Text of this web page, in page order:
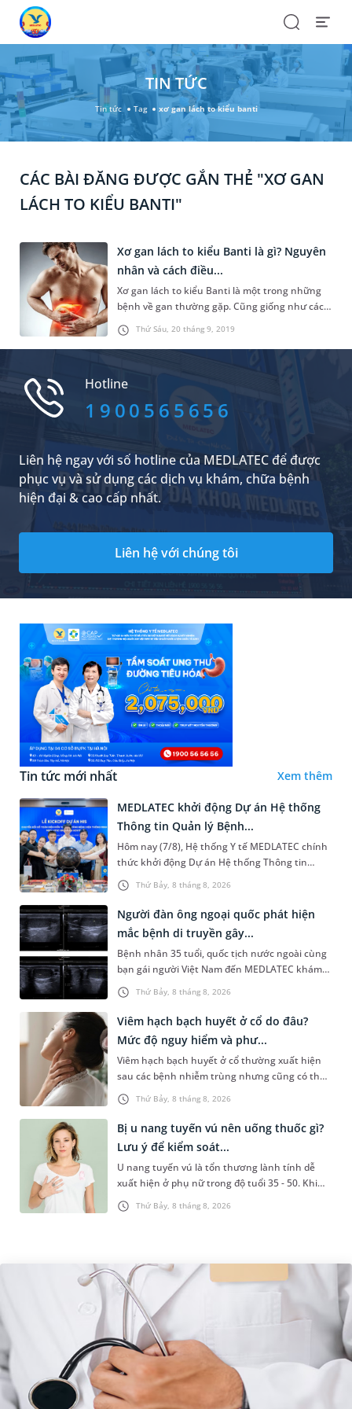
SearchOpen
TIN TỨC
Tin tức Tag xơ gan lách to kiểu banti
CÁC BÀI ĐĂNG ĐƯỢC GẮN THẺ "XƠ GAN
LÁCH TO KIỂU BANTI"
Thứ Sáu, 20 tháng 9, 2019
Xơ gan lách to kiểu Banti là gì? Nguyên
nhân và cách điều...
Xơ gan lách to kiểu Banti là một trong những
bệnh về gan thường gặp. Cũng giống như các
bệnh lý về gan khác, xơ gan ảnh hưởng nghiêm
trọng tới sức khỏe của người bệnh, nếu không
được điều trị kịp thời có thể dẫn tới các biến
Hotline
1900565656
Liên hệ ngay với số hotline của MEDLATEC để được
phục vụ và sử dụng các dịch vụ khám, chữa bệnh
hiện đại & cao cấp nhất.
Liên hệ với chúng tôi
Tin tức mới nhất Xem thêm
Thứ Bảy, 8 tháng 8, 2026
MEDLATEC khởi động Dự án Hệ thống
Thông tin Quản lý Bệnh...
Hôm nay (7/8), Hệ thống Y tế MEDLATEC chính
thức khởi động Dự án Hệ thống Thông tin
Quản lý Bệnh viện (HIS - Hospital Information
System) giai đoạn mới. Dự á...
Thứ Bảy, 8 tháng 8, 2026
Người đàn ông ngoại quốc phát hiện
mắc bệnh di truyền gây...
Bệnh nhân 35 tuổi, quốc tịch nước ngoài cùng
bạn gái người Việt Nam đến MEDLATEC khám
sức khỏe tiền hôn nhân. Qua thăm khám và
làm các xét nghiệm chuyên sâu,...
Thứ Bảy, 8 tháng 8, 2026
Viêm hạch bạch huyết ở cổ do đâu?
Mức độ nguy hiểm và phư...
Viêm hạch bạch huyết ở cổ thường xuất hiện
sau các bệnh nhiễm trùng nhưng cũng có thể
liên quan đến lao hạch hoặc ung thư. Để tìm
hiểu nguyên nhân gây viêm,...
Thứ Bảy, 8 tháng 8, 2026
Bị u nang tuyến vú nên uống thuốc gì?
Lưu ý để kiểm soát...
U nang tuyến vú là tổn thương lành tính dễ
xuất hiện ở phụ nữ trong độ tuổi 35 - 50. Khi
được chẩn đoán mắc bệnh, nhiều người
thường băn khoăn u nang tuyến v...